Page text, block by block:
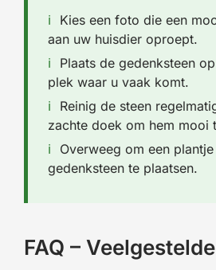
Kies een foto die een
aan uw huisdier oproept.
Plaats de gedenksteen
plek waar u vaak komt.
Reinig de steen
zachte doek om hem mooi
Overweeg om een
gedenksteen te plaatsen.
FAQ –